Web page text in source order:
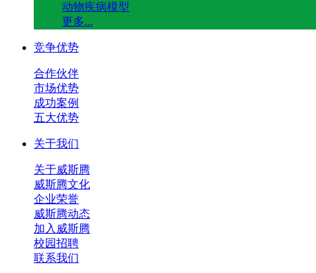
动物疾病模型
更多...
竞争优势
合作伙伴
市场优势
成功案例
五大优势
关于我们
关于威斯腾
威斯腾文化
企业荣誉
威斯腾动态
加入威斯腾
校园招聘
联系我们